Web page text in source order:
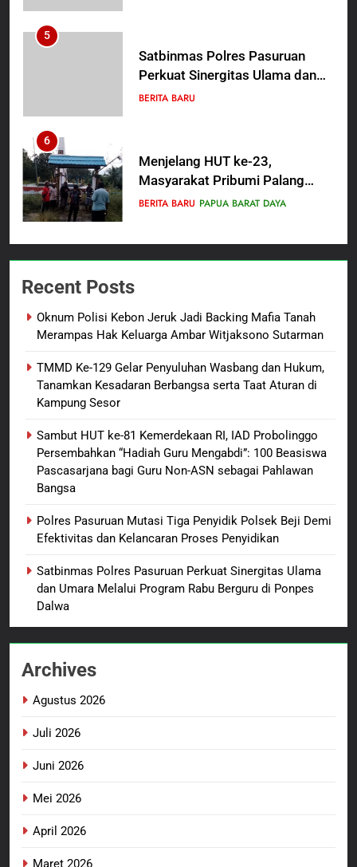
5
Satbinmas Polres Pasuruan
Perkuat Sinergitas Ulama dan
Umara Melalui Program Rabu
BERITA BARU
6
Menjelang HUT ke-23,
Masyarakat Pribumi Palang
Tugu Sejarah Trikora
BERITA BARU PAPUA BARAT DAYA
7
Penanganan Dugaan
Penganiayaan
BERITA BARU
Dansatgas TMMD dan Ketua
Persit Hadirkan Kebahagiaan
Anak Kampung Sesor
1
Oknum Polisi Kebon Jeruk Jadi
Hak Keluarga Ambar Witjaksono
Sutarman
BERITA BARU HUKUM DAN KRIMINAL
TMMD Ke-129 Gelar Penyuluhan
Berbangsa serta Taat Aturan di
BERITA BARU PAPUA BARAT DAYA
3
4
Recent Posts
Oknum Polisi Kebon Jeruk Jadi Backing Mafia Tanah
Merampas Hak Keluarga Ambar Witjaksono Sutarman
TMMD Ke-129 Gelar Penyuluhan Wasbang dan Hukum,
Tanamkan Kesadaran Berbangsa serta Taat Aturan di
Kampung Sesor
Sambut HUT ke-81 Kemerdekaan RI, IAD Probolinggo
Persembahkan “Hadiah Guru Mengabdi”: 100 Beasiswa
Pascasarjana bagi Guru Non-ASN sebagai Pahlawan
Bangsa
Polres Pasuruan Mutasi Tiga Penyidik Polsek Beji Demi
Efektivitas dan Kelancaran Proses Penyidikan
Satbinmas Polres Pasuruan Perkuat Sinergitas Ulama
dan Umara Melalui Program Rabu Berguru di Ponpes
Dalwa
Archives
Agustus 2026
Juli 2026
Juni 2026
Mei 2026
April 2026